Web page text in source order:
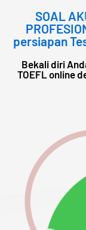
SOAL
persiapan
Bekali diri
TOEFL online